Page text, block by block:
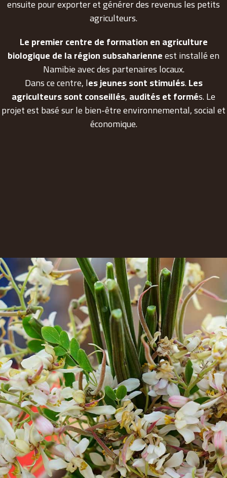
ensuite pour exporter et générer des revenus les petits
agriculteurs.
Le premier centre de formation en agriculture
biologique de la région subsaharienneest installé en
Namibie avec des partenaires locaux.
Dans ce centre, les jeunes sont stimulés.Les
agriculteurs sont conseillés,audités et formés. Le
projet est basé sur le bien-être environnemental, social et
économique.